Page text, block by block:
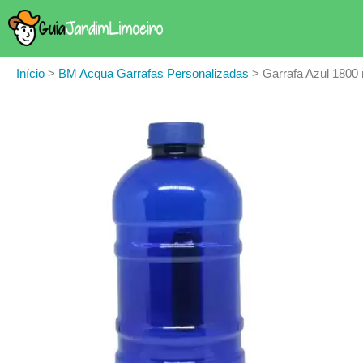
Início > BM Acqua Garrafas Personalizadas > Garrafa Azul 1800